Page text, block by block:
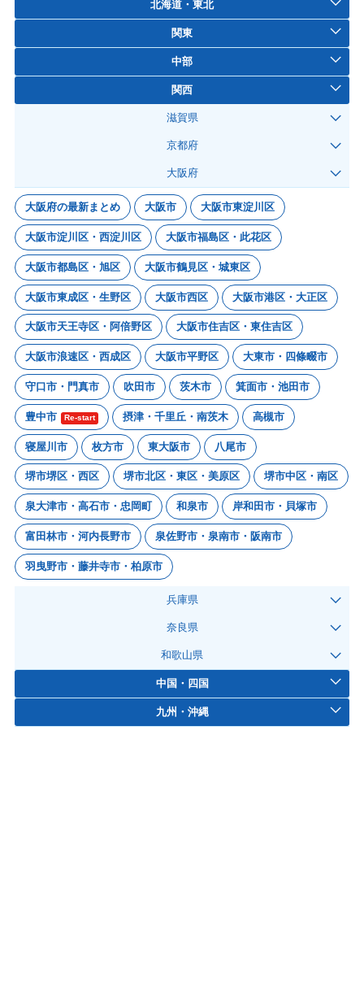
北海道・東北
関東
中部
関西
滋賀県
京都府
大阪府
大阪府の最新まとめ 大阪市 大阪市東淀川区
大阪市淀川区・西淀川区 大阪市福島区・此花区
大阪市都島区・旭区 大阪市鶴見区・城東区
大阪市東成区・生野区 大阪市西区 大阪市港区・大正区
大阪市天王寺区・阿倍野区 大阪市住吉区・東住吉区
大阪市浪速区・西成区 大阪市平野区 大東市・四條畷市
守口市・門真市 吹田市 茨木市 箕面市・池田市
豊中市 Re-start 摂津・千里丘・南茨木 高槻市
寝屋川市 枚方市 東大阪市 八尾市
堺市堺区・西区 堺市北区・東区・美原区 堺市中区・南区
泉大津市・高石市・忠岡町 和泉市 岸和田市・貝塚市
富田林市・河内長野市 泉佐野市・泉南市・阪南市
羽曳野市・藤井寺市・柏原市
兵庫県
奈良県
和歌山県
中国・四国
九州・沖縄